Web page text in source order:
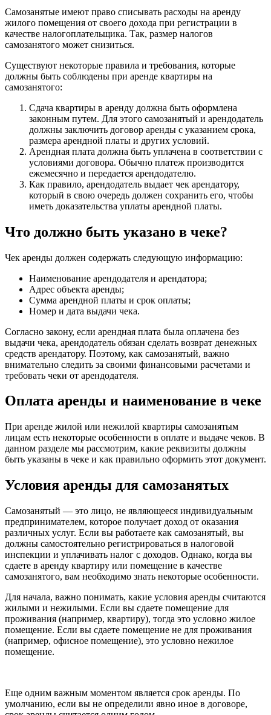
Самозанятые имеют право списывать расходы на аренду
жилого помещения от своего дохода при регистрации в
качестве налогоплательщика. Так, размер налогов
самозанятого может снизиться.
Существуют некоторые правила и требования, которые
должны быть соблюдены при аренде квартиры на
самозанятого:
Сдача квартиры в аренду должна быть оформлена
законным путем. Для этого самозанятый и арендодатель
должны заключить договор аренды с указанием срока,
размера арендной платы и других условий.
Арендная плата должна быть уплачена в соответствии с
условиями договора. Обычно платеж производится
ежемесячно и передается арендодателю.
Как правило, арендодатель выдает чек арендатору,
который в свою очередь должен сохранить его, чтобы
иметь доказательства уплаты арендной платы.
Что должно быть указано в чеке?
Чек аренды должен содержать следующую информацию:
Наименование арендодателя и арендатора;
Адрес объекта аренды;
Сумма арендной платы и срок оплаты;
Номер и дата выдачи чека.
Согласно закону, если арендная плата была оплачена без
выдачи чека, арендодатель обязан сделать возврат денежных
средств арендатору. Поэтому, как самозанятый, важно
внимательно следить за своими финансовыми расчетами и
требовать чеки от арендодателя.
Оплата аренды и наименование в чеке
При аренде жилой или нежилой квартиры самозанятым
лицам есть некоторые особенности в оплате и выдаче чеков. В
данном разделе мы рассмотрим, какие реквизиты должны
быть указаны в чеке и как правильно оформить этот документ.
Условия аренды для самозанятых
Самозанятый — это лицо, не являющееся индивидуальным
предпринимателем, которое получает доход от оказания
различных услуг. Если вы работаете как самозанятый, вы
должны самостоятельно регистрироваться в налоговой
инспекции и уплачивать налог с доходов. Однако, когда вы
сдаете в аренду квартиру или помещение в качестве
самозанятого, вам необходимо знать некоторые особенности.
Для начала, важно понимать, какие условия аренды считаются
жилыми и нежилыми. Если вы сдаете помещение для
проживания (например, квартиру), тогда это условно жилое
помещение. Если вы сдаете помещение не для проживания
(например, офисное помещение), это условно нежилое
помещение.
Еще одним важным моментом является срок аренды. По
умолчанию, если вы не определили явно иное в договоре,